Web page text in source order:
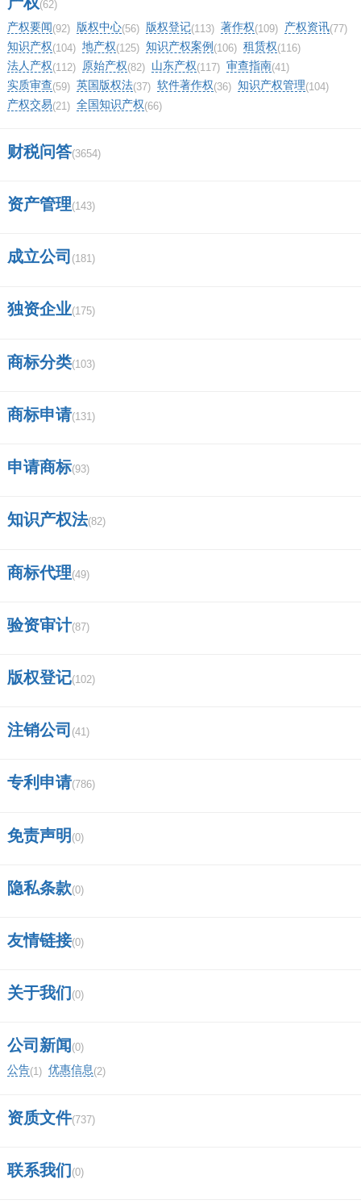
(62)
产权要闻(92) 版权中心(56) 版权登记(113) 著作权(109) 产权资讯(77)
知识产权(104) 地产权(125) 知识产权案例 (106) 租赁权(116)
法人产权(112) 原始产权(82) 山东产权(117) 审查指南(41)
实质审查(59) 英国版权法(37) 软件著作权(36) 知识产权管理(104)
产权交易(21) 全国知识产权(66)
财税问答(3654)
资产管理(143)
成立公司 (181)
独资企业(175)
商标分类(103)
商标申请(131)
申请商标(93)
知识产权法(82)
商标代理(49)
验资审计(87)
版权登记(102)
注销公司 (41)
专利申请(786)
免责声明 (0)
隐私条款(0)
友情链接(0)
关于我们 (0)
公司新闻 (0)
公告(1) 优惠信息(2)
资质文件(737)
联系我们 (0)